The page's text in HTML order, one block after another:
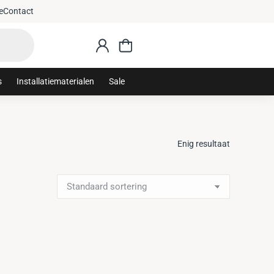
Contact
Installatiematerialen Sale
Enig resultaat